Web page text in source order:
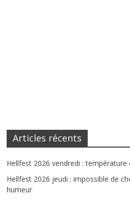
Articles récents
Hellfest 2026 vendredi :
Hellfest 2026 jeudi : impossible de
humeur